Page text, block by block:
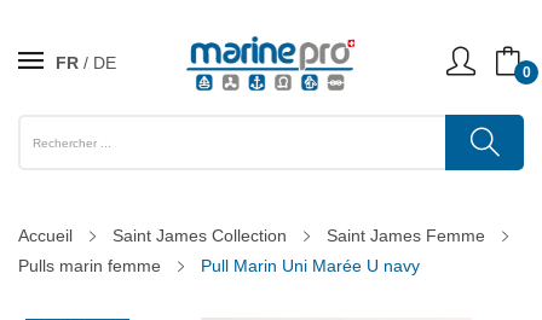
FR DE 0
Accueil Saint James Collection
Saint James Femme
Pulls marin femme
Pull Marin Uni Marée U navy